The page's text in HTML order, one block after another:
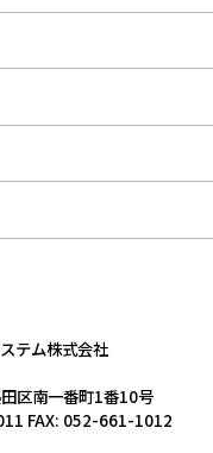
テム株式会社
区南一番町1番10号
FAX: 052-661-1012